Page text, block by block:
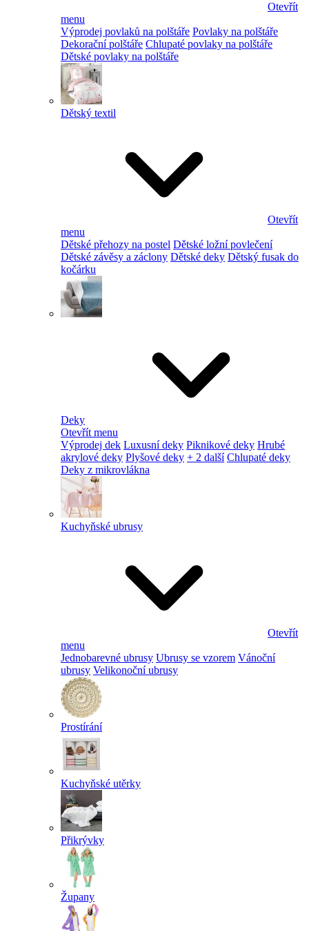
Otevřít
menu
Výprodej povlaků na polštáře Povlaky na polštáře
Dekorační polštáře Chlupaté povlaky na polštáře
Dětské povlaky na polštáře
Dětský textil
Otevřít
menu
Dětské přehozy na postel Dětské ložní povlečení
Dětské závěsy a záclony Dětské deky Dětský fusak do
kočárku
Deky
Otevřít menu
Výprodej dek Luxusní deky Piknikové deky Hrubé
akrylové deky Plyšové deky + 2 další Chlupaté deky
Deky z mikrovlákna
Kuchyňské ubrusy
Otevřít
menu
Jednobarevné ubrusy Ubrusy se vzorem Vánoční
ubrusy Velikonoční ubrusy
Prostírání
Kuchyňské utěrky
Přikrývky
Župany